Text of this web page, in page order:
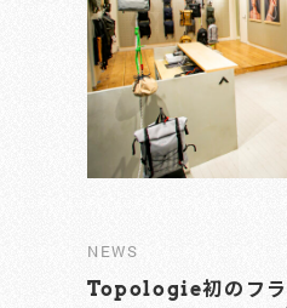
NEWS
Topologie初のフラ